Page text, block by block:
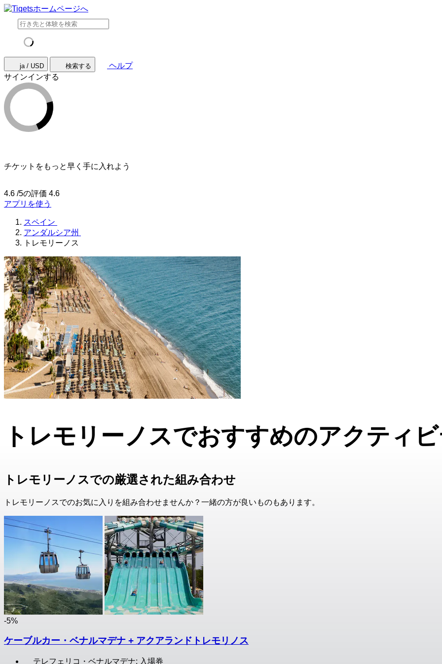
ja / USD 検索する
ヘルプ
サインインする
チケットをもっと早く手に入れよう
4.6 /5の評価 4.6
アプリを使う
スペイン
アンダルシア州
トレモリーノス
トレモリーノスでおすすめのアクティ
トレモリーノスでの厳選された組み合わせ
トレモリーノスでのお気に入りを組み合わせませんか？一緒の方が良いものもあります。
-5%
ケーブルカー・ベナルマデナ + アクアランドトレモリノス
テレフェリコ・ベナルマデナ: 入場券